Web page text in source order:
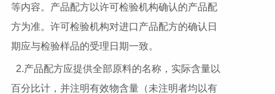
等内容。产品配方以许可检验机构确认的产品配
方为准。许可检验机构对进口产品配方的确认日
期应与检验样品的受理日期一致。
2.产品配方应提供全部原料的名称，实际含量以
百分比计，并注明有效物含量（未注明者均以有